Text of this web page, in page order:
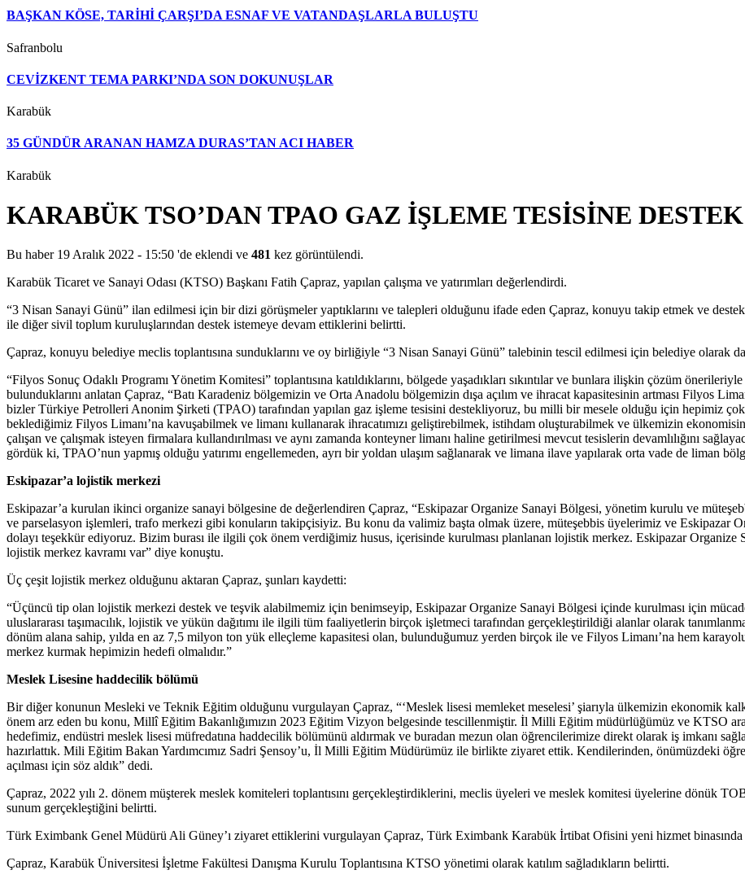
BAŞKAN KÖSE, TARİHİ ÇARŞI’DA ESNAF VE VATANDAŞLARLA BULUŞTU
Safranbolu
CEVİZKENT TEMA PARKI’NDA SON DOKUNUŞLAR
Karabük
35 GÜNDÜR ARANAN HAMZA DURAS’TAN ACI HABER
Karabük
KARABÜK TSO’DAN TPAO GAZ İŞLEME TESİSİNE DESTEK
Bu haber 19 Aralık 2022 - 15:50 'de eklendi ve 481 kez görüntülendi.
Karabük Ticaret ve Sanayi Odası (KTSO) Başkanı Fatih Çapraz, yapılan çalışma ve yatırımları değerlendirdi.
“3 Nisan Sanayi Günü” ilan edilmesi için bir dizi görüşmeler yaptıklarını ve talepleri olduğunu ifade eden Çapraz, konuyu takip etmek ve
ile diğer sivil toplum kuruluşlarından destek istemeye devam ettiklerini belirtti.
Çapraz, konuyu belediye meclis toplantısına sunduklarını ve oy birliğiyle “3 Nisan Sanayi Günü” talebinin tescil edilmesi için belediye olarak da
“Filyos Sonuç Odaklı Programı Yönetim Komitesi” toplantısına katıldıklarını, bölgede yaşadıkları sıkıntılar ve bunlara ilişkin çözüm
bulunduklarını anlatan Çapraz, “Batı Karadeniz bölgemizin ve Orta Anadolu bölgemizin dışa açılım ve ihracat kapasitesinin artması Filyos
bizler Türkiye Petrolleri Anonim Şirketi (TPAO) tarafından yapılan gaz işleme tesisini destekliyoruz, bu milli bir mesele olduğu için hepimiz
beklediğimiz Filyos Limanı’na kavuşabilmek ve limanı kullanarak ihracatımızı geliştirebilmek, istihdam oluşturabilmek ve ülkemizin
çalışan ve çalışmak isteyen firmalara kullandırılması ve aynı zamanda konteyner limanı haline getirilmesi mevcut tesislerin devamlılığını
gördük ki, TPAO’nun yapmış olduğu yatırımı engellemeden, ayrı bir yoldan ulaşım sağlanarak ve limana ilave yapılarak orta vade de liman
Eskipazar’a lojistik merkezi
Eskipazar’a kurulan ikinci organize sanayi bölgesine de değerlendiren Çapraz, “Eskipazar Organize Sanayi Bölgesi, yönetim kurulu ve
ve parselasyon işlemleri, trafo merkezi gibi konuların takipçisiyiz. Bu konu da valimiz başta olmak üzere, müteşebbis üyelerimiz ve Eskipazar
dolayı teşekkür ediyoruz. Bizim burası ile ilgili çok önem verdiğimiz husus, içerisinde kurulması planlanan lojistik merkez. Eskipazar
lojistik merkez kavramı var” diye konuştu.
Üç çeşit lojistik merkez olduğunu aktaran Çapraz, şunları kaydetti:
“Üçüncü tip olan lojistik merkezi destek ve teşvik alabilmemiz için benimseyip, Eskipazar Organize Sanayi Bölgesi içinde kurulması için
uluslararası taşımacılık, lojistik ve yükün dağıtımı ile ilgili tüm faaliyetlerin birçok işletmeci tarafından gerçekleştirildiği alanlar olarak
dönüm alana sahip, yılda en az 7,5 milyon ton yük elleçleme kapasitesi olan, bulunduğumuz yerden birçok ile ve Filyos Limanı’na hem
merkez kurmak hepimizin hedefi olmalıdır.”
Meslek Lisesine haddecilik bölümü
Bir diğer konunun Mesleki ve Teknik Eğitim olduğunu vurgulayan Çapraz, “‘Meslek lisesi memleket meselesi’ şiarıyla ülkemizin ekonomik
önem arz eden bu konu, Millî Eğitim Bakanlığımızın 2023 Eğitim Vizyon belgesinde tescillenmiştir. İl Milli Eğitim müdürlüğümüz ve KTSO
hedefimiz, endüstri meslek lisesi müfredatına haddecilik bölümünü aldırmak ve buradan mezun olan öğrencilerimize direkt olarak iş imkanı
hazırlattık. Mili Eğitim Bakan Yardımcımız Sadri Şensoy’u, İl Milli Eğitim Müdürümüz ile birlikte ziyaret ettik. Kendilerinden, önümüzdeki
açılması için söz aldık” dedi.
Çapraz, 2022 yılı 2. dönem müşterek meslek komiteleri toplantısını gerçekleştirdiklerini, meclis üyeleri ve meslek komitesi üyelerine dönük
sunum gerçekleştiğini belirtti.
Türk Eximbank Genel Müdürü Ali Güney’ı ziyaret ettiklerini vurgulayan Çapraz, Türk Eximbank Karabük İrtibat Ofisini yeni hizmet binasında
Çapraz, Karabük Üniversitesi İşletme Fakültesi Danışma Kurulu Toplantısına KTSO yönetimi olarak katılım sağladıkların belirtti.